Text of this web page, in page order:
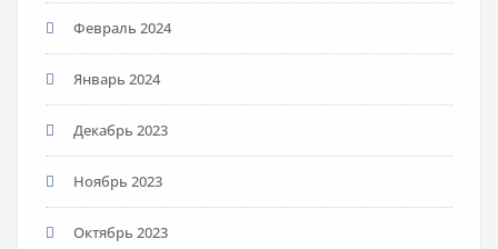
Февраль 2024
Январь 2024
Декабрь 2023
Ноябрь 2023
Октябрь 2023